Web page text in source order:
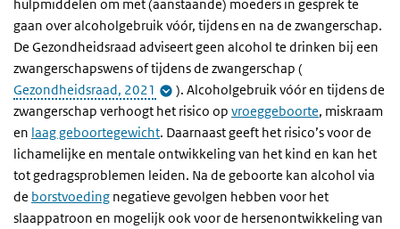
hulpmiddelen om met (aanstaande) moeders in gesprek te
gaan over alcoholgebruik vóór, tijdens en na de zwangerschap.
De Gezondheidsraad adviseert geen alcohol te drinken bij een
zwangerschapswens of tijdens de zwangerschap (
Gezondheidsraad, 2021
). Alcoholgebruik vóór en tijdens de
zwangerschap verhoogt het risico op vroeggeboorte, miskraam
en laag geboortegewicht. Daarnaast geeft het risico’s voor de
lichamelijke en mentale ontwikkeling van het kind en kan het
tot gedragsproblemen leiden. Na de geboorte kan alcohol via
de borstvoeding negatieve gevolgen hebben voor het
slaappatroon en mogelijk ook voor de hersenontwikkeling van